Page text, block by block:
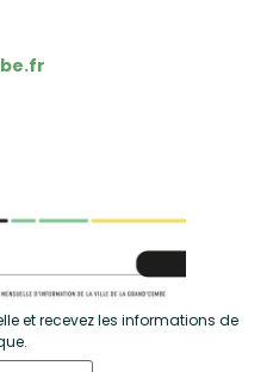
et recevez les informations de